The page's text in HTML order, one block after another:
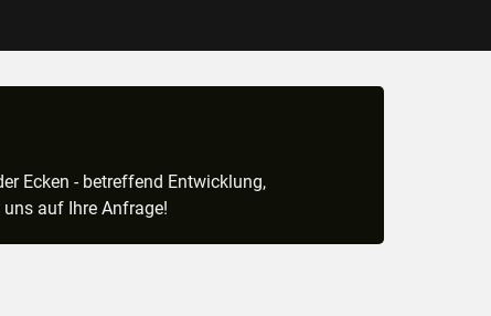
Ecken - betreffend Entwicklung,
auf Ihre Anfrage!